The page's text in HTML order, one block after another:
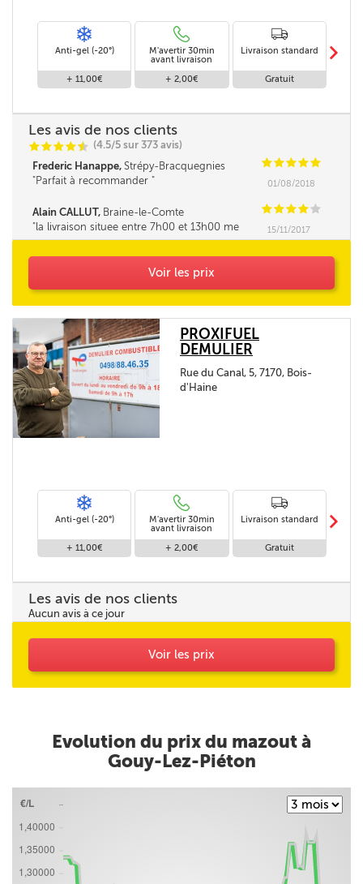
Anti-gel (-20°)
+ 11,00€
M'avertir 30min
avant livraison
+ 2,00€
Livraison standard
Gratuit
m
Les avis de nos clients
CCCCi
@ (4.5/5 sur 373 avis)
Frederic Hanappe, Strépy-Bracquegnies CCCCC
Parfait à recommander
01/08/2018
Alain CALLUT, Braine-le-Comte CCCC C
la livraison situee entre 7h00 et 13h00 me
parait tres longue. la fourchette ne pourrait elle
15/11/2017
Voir les prix
PROXIFUEL
DEMULIER
Rue du Canal, 5, 7170, Bois-
d'Haine
Anti-gel (-20°)
+ 11,00€
M'avertir 30min
avant livraison
+ 2,00€
Livraison standard
Gratuit
m
Les avis de nos clients
Aucun avis à ce jour
Voir les prix
Evolution du prix du mazout à
Gouy-Lez-Piéton